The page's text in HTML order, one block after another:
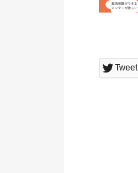
Tweet